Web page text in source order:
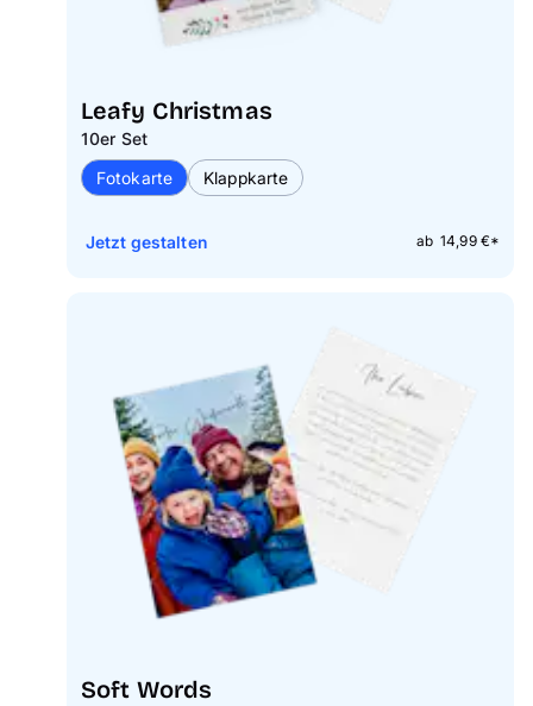
Leafy Christmas
10er Set
Fotokarte
Klappkarte
ab 14,99 €*
Jetzt gestalten
Soft Words